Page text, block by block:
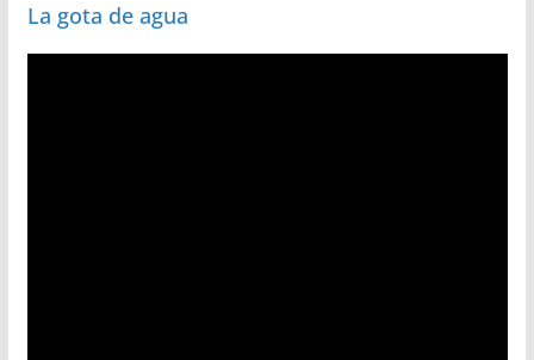
La gota de agua